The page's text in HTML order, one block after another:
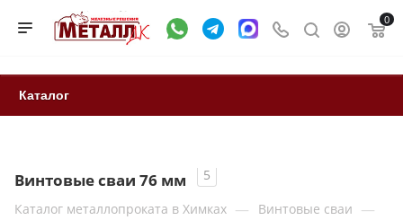
0
Каталог
Винтовые сваи 76 мм
5
Каталог металлопроката в Химках — Винтовые сваи —